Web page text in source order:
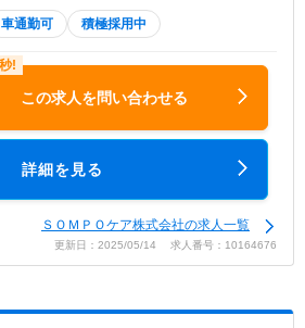
車通勤可 積極採用中
この求人を問い合わせる
詳細を見る
ＳＯＭＰＯケア株式会社の求人一覧
更新日：2025/05/14 求人番号：10164676